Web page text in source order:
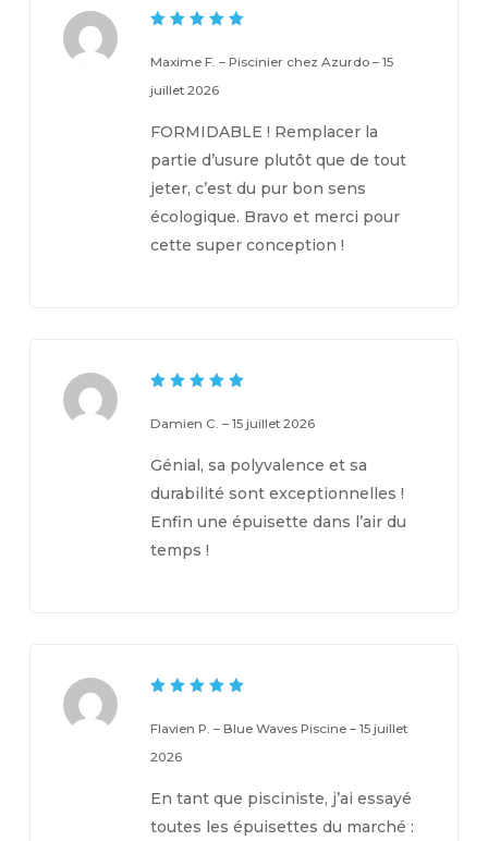
Maxime F. – Piscinier chez Azurdo – 15
juillet 2026
FORMIDABLE ! Remplacer la
partie d’usure plutôt que de tout
jeter, c’est du pur bon sens
écologique. Bravo et merci pour
cette super conception !
Damien C. – 15 juillet 2026
Génial, sa polyvalence et sa
durabilité sont exceptionnelles !
Enfin une épuisette dans l’air du
temps !
Flavien P. – Blue Waves Piscine – 15 juillet
2026
En tant que pisciniste, j’ai essayé
toutes les épuisettes du marché :